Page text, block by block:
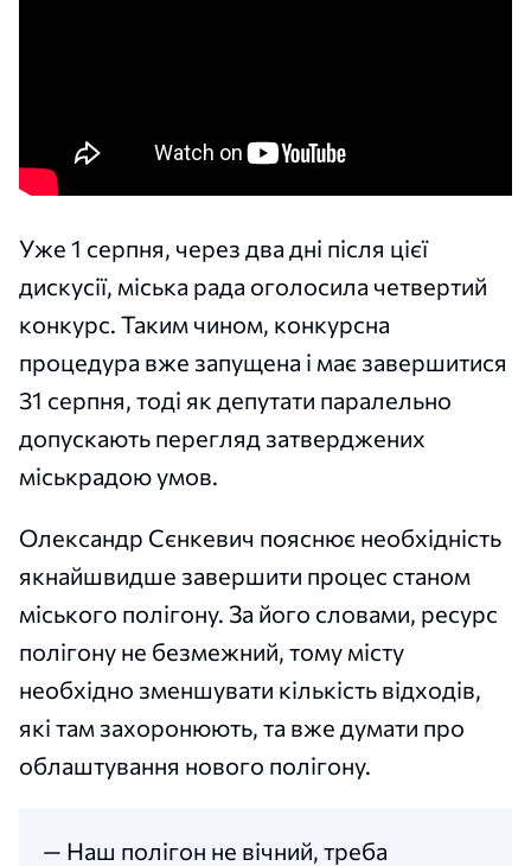
Уже 1 серпня, через два дні після цієї
дискусії, міська рада оголосила четвертий
конкурс. Таким чином, конкурсна
процедура вже запущена і має завершитися
31 серпня, тоді як депутати паралельно
допускають перегляд затверджених
міськрадою умов.
Олександр Сєнкевич пояснює необхідність
якнайшвидше завершити процес станом
міського полігону. За його словами, ресурс
полігону не безмежний, тому місту
необхідно зменшувати кількість відходів,
які там захоронюють, та вже думати про
облаштування нового полігону.
— Наш полігон не вічний, треба